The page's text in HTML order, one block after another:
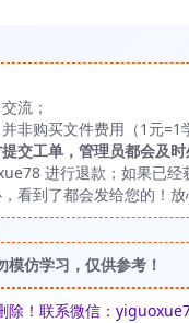
流；
非购买文件费用（1元=1
交工单，管理员都会及时
进行退款；如果已经
看到了都会发给您的！放
仿学习，仅供参考！
除！联系微信：